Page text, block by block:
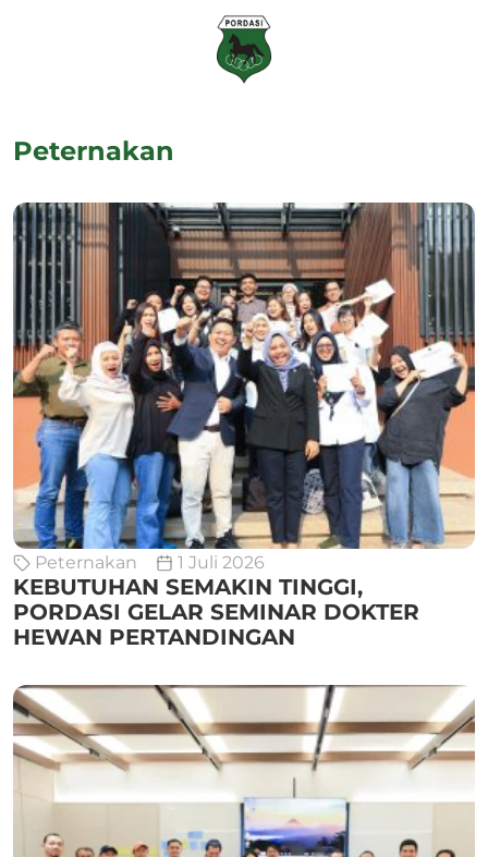
Peternakan
Peternakan 1 Juli 2026
KEBUTUHAN SEMAKIN TINGGI,
PORDASI GELAR SEMINAR DOKTER
HEWAN PERTANDINGAN